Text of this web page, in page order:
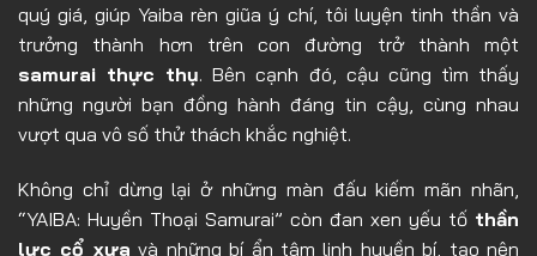
Tập 18
Tập 19
Tập 20
Tập 21
Tập 22
Tập 23
quý giá, giúp Yaiba rèn giũa ý chí, tôi luyện tinh thần và
trưởng thành hơn trên con đường trở thành một
samurai thực thụ. Bên cạnh đó, cậu cũng tìm thấy
những người bạn đồng hành đáng tin cậy, cùng nhau
vượt qua vô số thử thách khắc nghiệt.
Không chỉ dừng lại ở những màn đấu kiếm mãn nhãn,
“YAIBA: Huyền Thoại Samurai” còn đan xen yếu tố thần
lực cổ xưa và những bí ẩn tâm linh huyền bí, tạo nên